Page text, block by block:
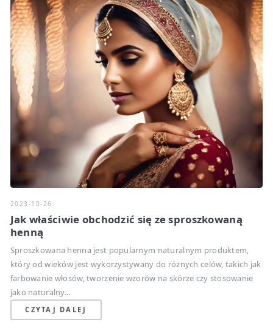
2023-10-26
Jak właściwie obchodzić się ze sproszkowaną
henną
Sproszkowana henna jest popularnym naturalnym produktem,
który od wieków jest wykorzystywany do różnych celów, takich jak
farbowanie włosów, tworzenie wzorów na skórze czy stosowanie
jako naturalny...
CZYTAJ DALEJ